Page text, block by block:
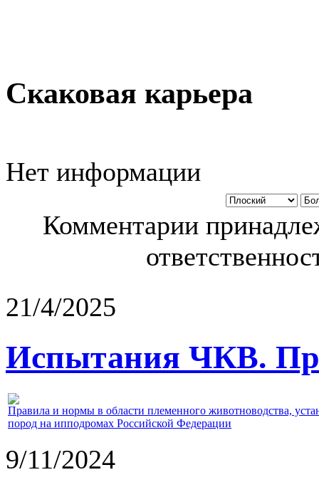
Скаковая карьера
Нет информации
Комментарии
21/4/2025
Испытания ЧКВ.
Правила и нормы в области племенного животноводства,
пород на ипподромах Российской Федерации
9/11/2024